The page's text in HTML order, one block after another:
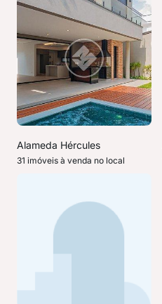
Alameda Hércules
31 imóveis à venda no local